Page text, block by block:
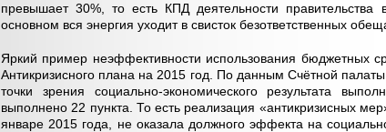
превышает 30%, то есть КПД деятельности
основном вся энергия уходит в свисток безответственных
Яркий пример неэффективности использования бюджетных
Антикризисного плана на 2015 год. По данным Счётной
точки зрения социально-экономического результата
выполнено 22 пункта. То есть реализация «антикризисных
январе 2015 года, не оказала должного эффекта на